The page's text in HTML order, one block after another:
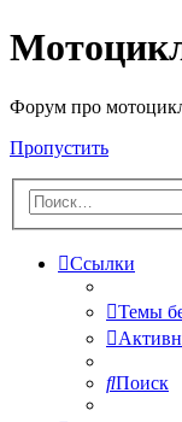
Форум про
Пропустить
Ссылки
Темы
Поиск